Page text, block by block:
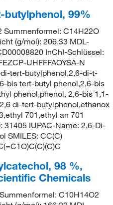
99%
Summenformel: C14H22O
(g/mol): 206.33 MDL-
InChI-Schlüssel:
UHFFFAOYSA-N
tert-butylphenol,2,6-di-t-
bis tert-butyl phenol,2,6-bis
phenol,phenol, 2,6-bis 1,1-
di-tert-butylphenol,ethanox
701,ethyl an 701
31405 IUPAC-Name: 2,6-Di-
SMILES: CC(C)
98 %,
Chemicals
C10H14O2